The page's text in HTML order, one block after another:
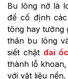
Bu lông nở là
để cố định
tông hay tường
thân bu lông
siết chặt đai ốc
thành lỗ
với vật liệu nền.